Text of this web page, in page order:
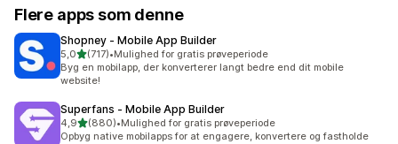
Flere apps som denne
Shopney ‑ Mobile App Builder
5,0ud af 5 stjerner
(717)
717 anmeldelser i alt
•Mulighed for gratis prøveperiode
Byg en mobilapp, der konverterer langt bedre end dit mobile
website!
Superfans ‑ Mobile App Builder
4,9ud af 5 stjerner
(880)
880 anmeldelser i alt
•Mulighed for gratis prøveperiode
Opbyg native mobilapps for at engagere, konvertere og fastholde